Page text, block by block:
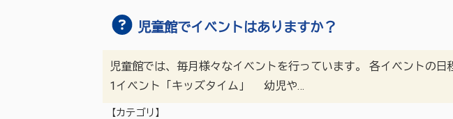
児童館でイベントはありますか？
児童館では、毎月様々なイベントを行っています。 各イベントの
1イベント「キッズタイム」 幼児や…
【カテゴリ】